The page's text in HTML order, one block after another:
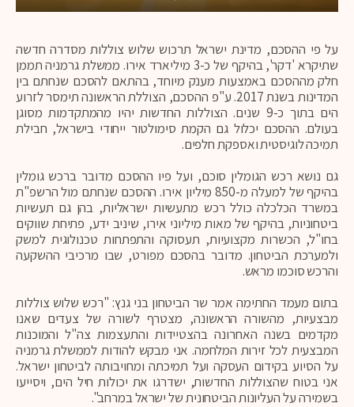
על פי ההסכם, מדינת ישראל תרכוש שלוש צוללות מסדרה חדשה
שתיקרא 'דקר', בהיקף של כ-3 מיליארד אירו. ממשלת גרמניה תממן
חלק מההסכם באמצעות מענק מיוחד, בהתאם להסכם שנחתם בין
המדינות בשנת 2017. ע"פ ההסכם, הצוללת הראשונה תימסר לזרוע
הים בתוך כ-9 שנים. הצוללות החדשות יהיו מהמתקדמות מסוגן
בעולם. ההסכם יכלול גם הקמת סימולטור ייחודי בישראל, חבילת
תמיכה לוגיסטית ואספקת חלפים.
גם נושא רכש הגומלין סוכם, ועל פיו ההסכם מדובר ברכש גומלין
בהיקף של למעלה מ-850 מיליון אירו. ההסכם שנחתם מול הרשפ"ת
במשרד הכלכלה כולל רכש מתעשיות ישראליות, בהן גם תעשיות
ביטחוניות, בהיקף של מאות מיליוני אירו, שיניב ידע, פתיחת שווקים
בחו"ל, הכשרות מקצועיות, תעסוקה והתפתחות טכנולוגית למשק
ולמערכת הביטחון. מדובר בהסכם מפורט, שבו מרכיבי ההשקעה
והרכש סוכמו מראש.
בתום מעמד החתימה אמר שר הביטחון בני גנץ: "רכש שלוש צוללות
מבצעיות, מהשורה הראשונה, מצטרף לשורה של צעדים שאנו
מקדמים בשנה האחרונה בהצטיידות והתעצמות צה"ל והמוכנות
המבצעית לכל זירות המלחמה. אני מבקש להודות לממשלת גרמניה
על הסיוע בקידום העסקה ועל תמיכתה ומחויבותה לביטחון ישראל.
אני בטוח שהצוללות החדשות, ישדרגו את יכולות חיל הים, ויסייעו
בשמירה על העליונות הביטחונית של ישראל במרחב".